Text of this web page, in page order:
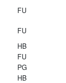
FU
FU
HB
FU
PG
HB